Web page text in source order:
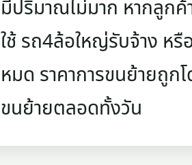
มีปริมาณไม่มาก หากลูกค้
ใช้ รถ4ล้อใหญ่รับจ้าง หรื
หมด ราคาการขนย้ายถูก
ขนย้ายตลอดทั้งวัน